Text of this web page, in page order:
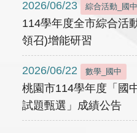
2026/06/23 綜合活動_國中
114學年度全市綜合活
領召)增能研習
2026/06/22 數學_國中
桃園市114學年度「國
試題甄選」成績公告